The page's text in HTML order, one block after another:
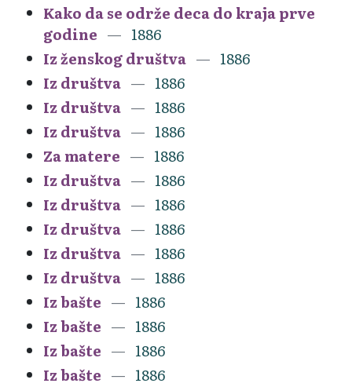
Kako da se održe deca do kraja prve
godine
1886
Iz ženskog društva
1886
Iz društva
1886
Iz društva
1886
Iz društva
1886
Za matere
1886
Iz društva
1886
Iz društva
1886
Iz društva
1886
Iz društva
1886
Iz društva
1886
Iz bašte
1886
Iz bašte
1886
Iz bašte
1886
Iz bašte
1886